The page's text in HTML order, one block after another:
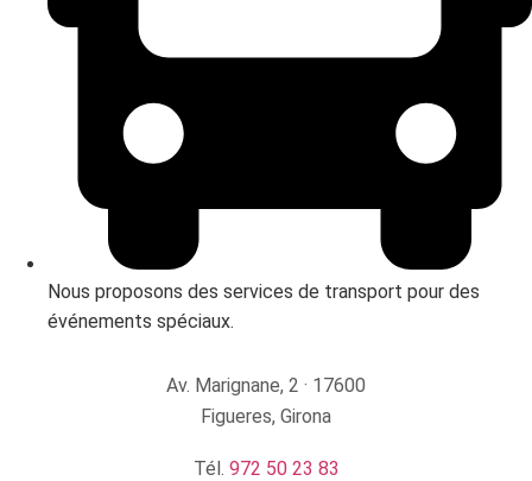
Nous proposons des services de transport pour des
événements spéciaux.
Av. Marignane, 2 · 17600
Figueres, Girona
Tél. 972 50 23 83